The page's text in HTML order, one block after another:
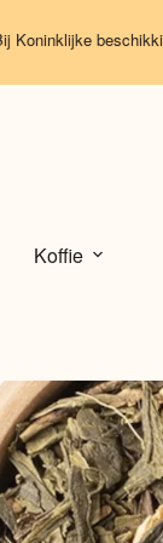
beschikking
Koffie